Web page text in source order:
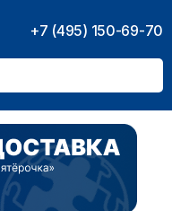
+7 (495) 150-69-70